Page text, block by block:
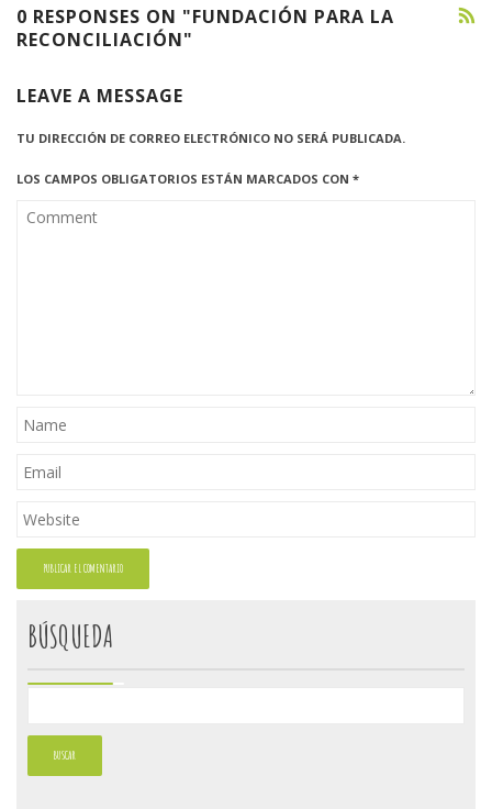
0 RESPONSES ON "FUNDACIÓN PARA LA
RECONCILIACIÓN"
LEAVE A MESSAGE
TU DIRECCIÓN DE CORREO ELECTRÓNICO NO SERÁ PUBLICADA.
LOS CAMPOS OBLIGATORIOS ESTÁN MARCADOS CON *
BÚSQUEDA